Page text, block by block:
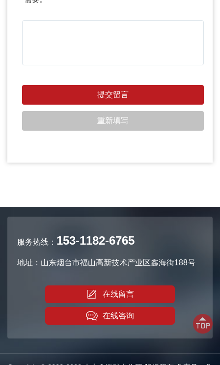
服务热线： 153-1182-6765
地址：山东烟台市福山高新技术产业区鑫海街188号
在线留言
在线咨询